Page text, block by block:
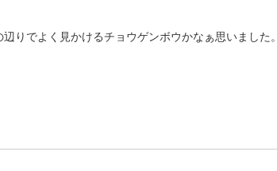
りでよく見かけるチョウゲンボウかなぁ思いました。